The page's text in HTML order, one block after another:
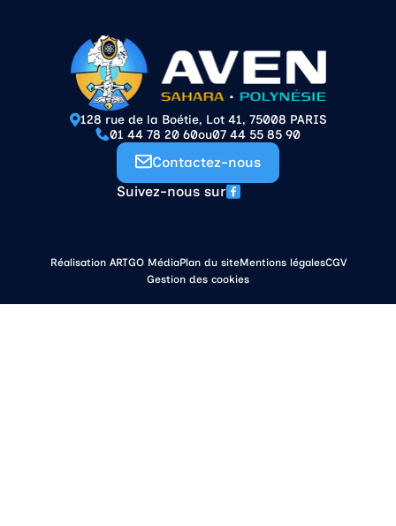
128 rue de la Boétie, Lot 41, 75008 PARIS
01 44 78 20 60ou07 44 55 85 90
Contactez-nous
Suivez-nous sur
Réalisation ARTGO MédiaPlan du siteMentions légalesCGV
Gestion des cookies